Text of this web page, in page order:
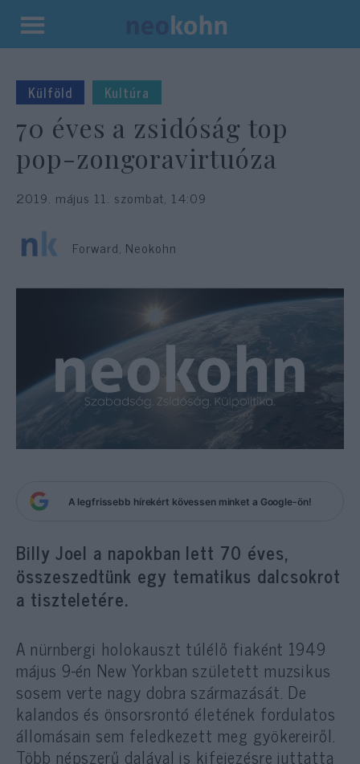
Kilépés
tartalomba
Külföld Kultúra
70 éves a zsidóság top
pop-zongoravirtuóza
2019. május 11. szombat, 14:09
Forward, Neokohn
A legfrissebb hírekért kövessen minket a Google-ön!
Billy Joel a napokban lett 70 éves,
összeszedtünk egy tematikus dalcsokrot
a tiszteletére.
A nürnbergi holokauszt túlélő fiaként 1949
május 9-én New Yorkban született muzsikus
sosem verte nagy dobra származását. De
kalandos és önsorsrontó életének fordulatos
állomásain sem feledkezett meg gyökereiről.
Több népszerű dalával is kifejezésre juttatta